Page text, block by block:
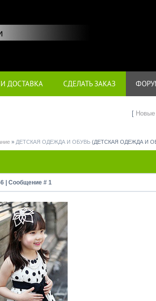
ДОСТАВКА СДЕЛАТЬ ЗАКАЗ
[
» ДЕТСКАЯ ОДЕЖДА И ОБУВЬ (ДЕТСКАЯ ОДЕЖДА И
| Сообщение # 1